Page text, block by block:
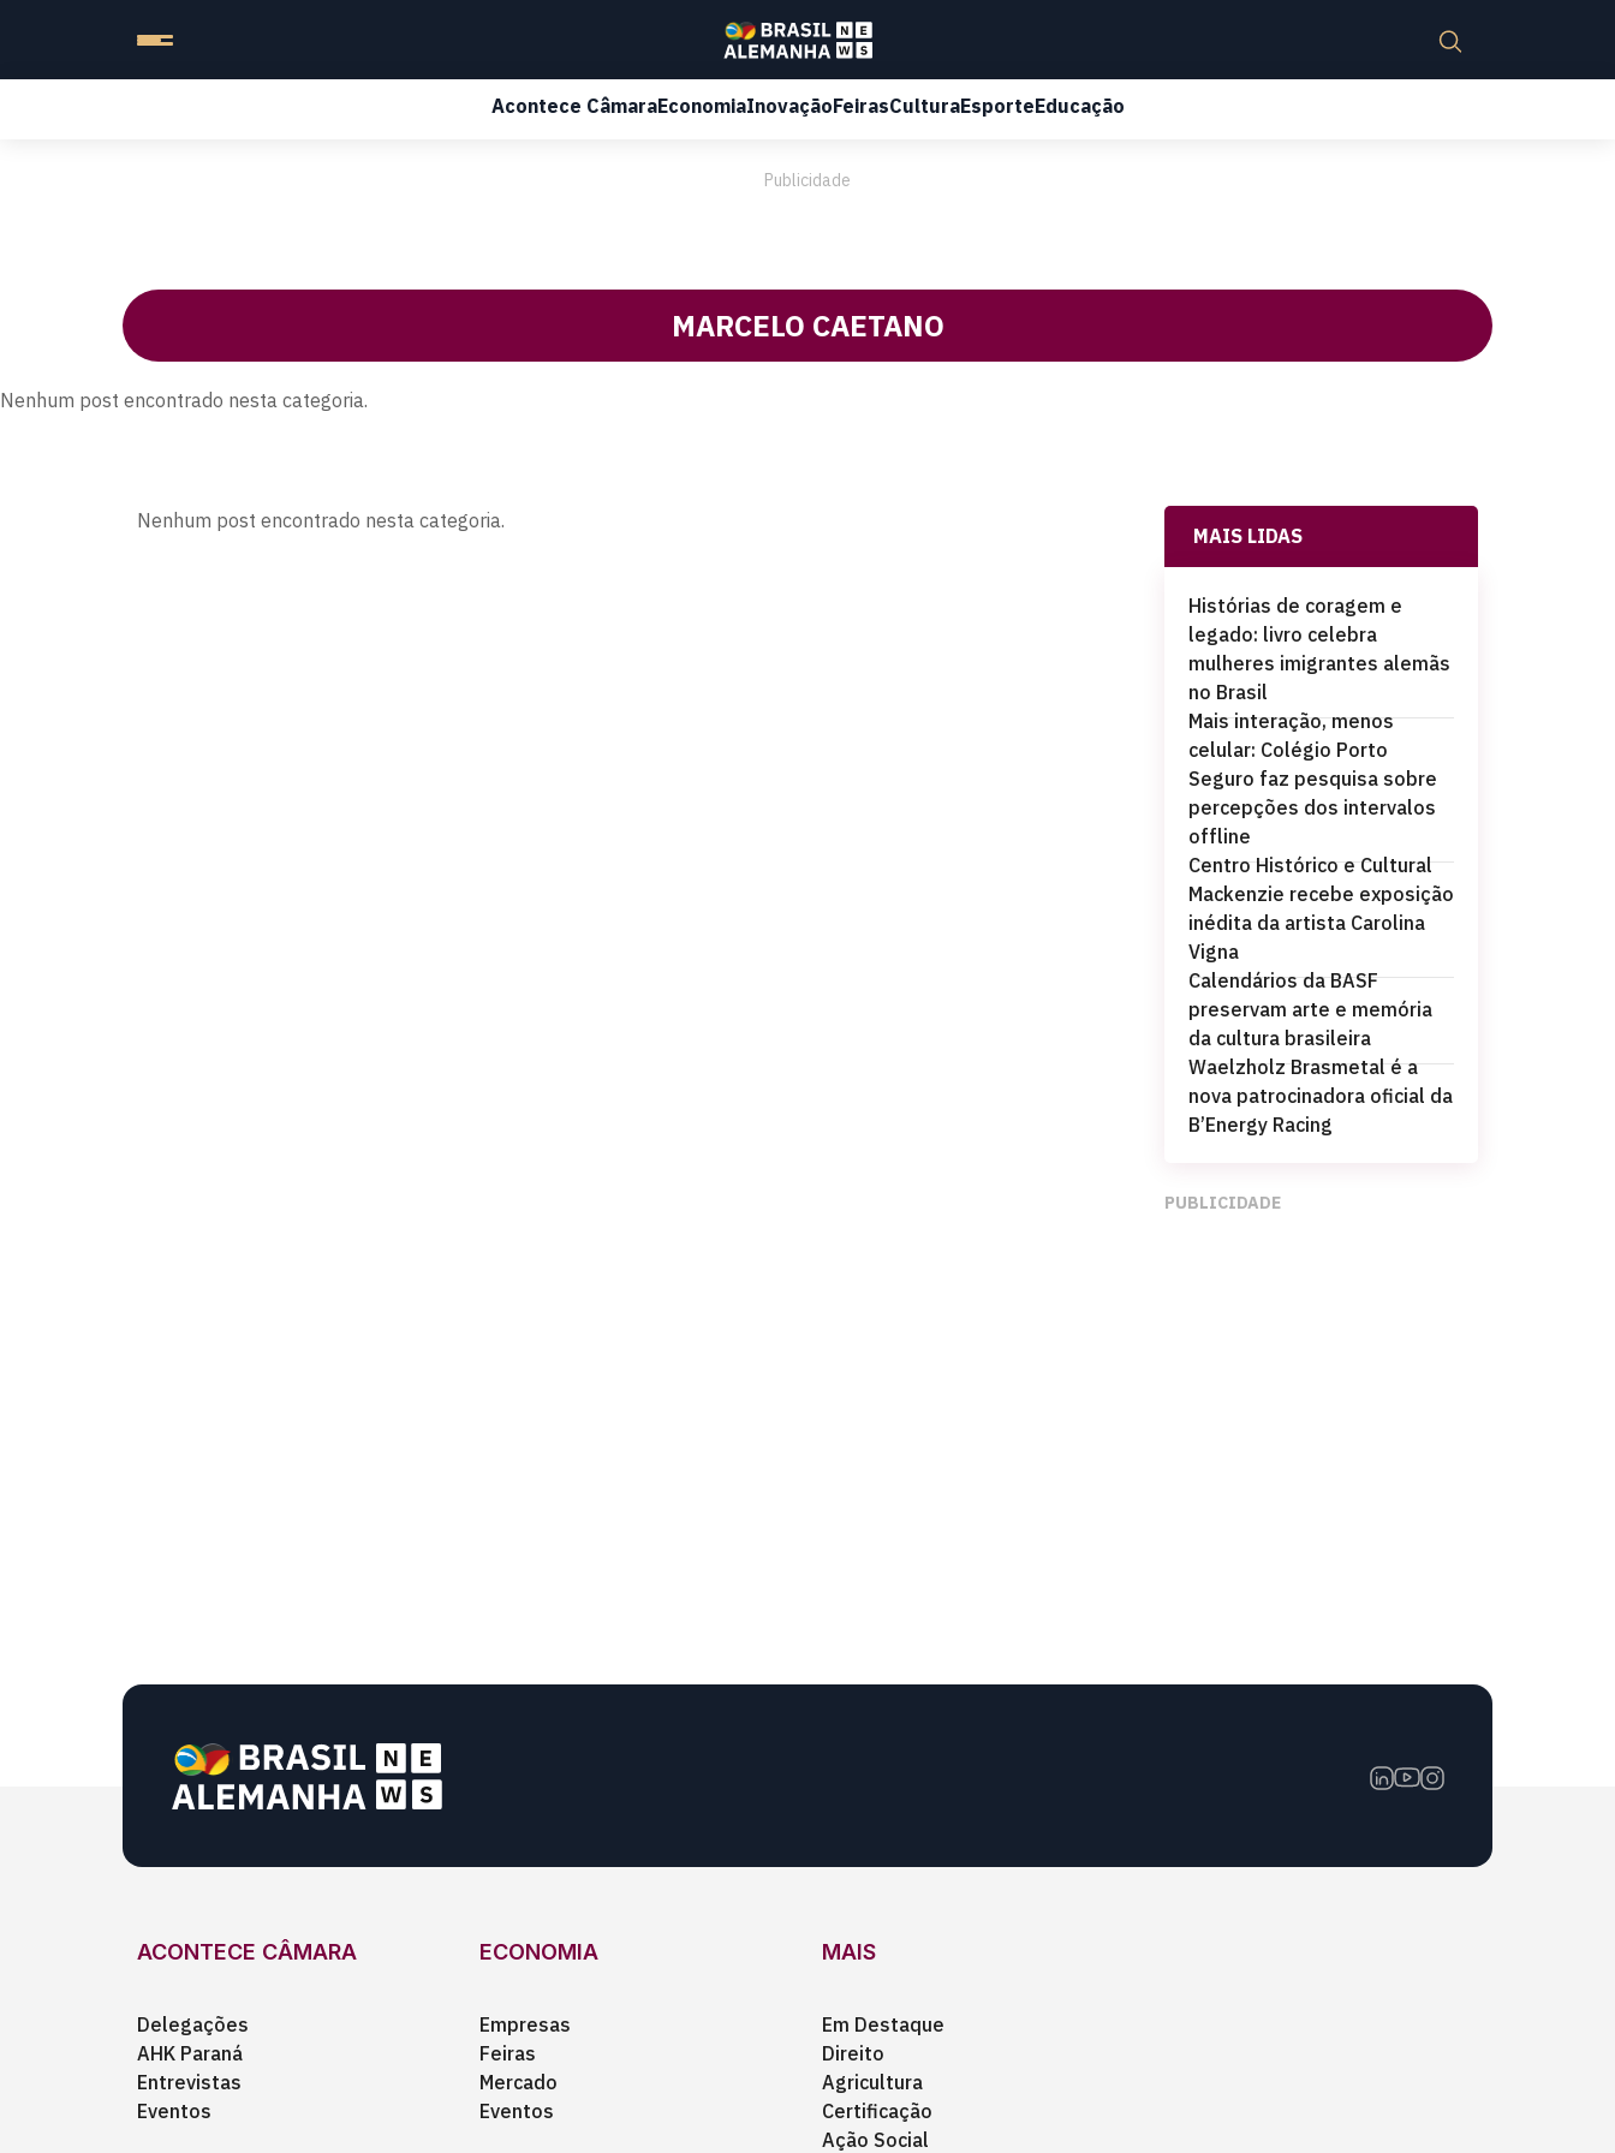
Acontece CâmaraEconomiaInovaçãoFeirasCulturaEsporteEducação
Publicidade
MARCELO CAETANO
Nenhum post encontrado nesta categoria.
Nenhum post encontrado nesta categoria.
MAIS LIDAS
Histórias de coragem e
legado: livro celebra
mulheres imigrantes alemãs
no Brasil
Mais interação, menos
celular: Colégio Porto
Seguro faz pesquisa sobre
percepções dos intervalos
offline
Centro Histórico e Cultural
Mackenzie recebe exposição
inédita da artista Carolina
Vigna
Calendários da BASF
preservam arte e memória
da cultura brasileira
Waelzholz Brasmetal é a
nova patrocinadora oficial da
B’Energy Racing
PUBLICIDADE
ACONTECE CÂMARA
Delegações
AHK Paraná
Entrevistas
Eventos
ECONOMIA
Empresas
Feiras
Mercado
Eventos
MAIS
Em Destaque
Direito
Agricultura
Certificação
Ação Social